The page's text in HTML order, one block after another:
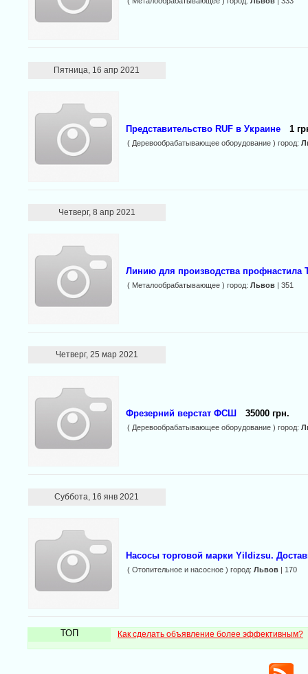
Пятница, 16 апр 2021
Представительство RUF в Украине 1
( Деревообрабатывающее оборудование ) город:
Четверг, 8 апр 2021
Линию для производства профнастила
( Металообрабатывающее ) город: Львов| 351
Четверг, 25 мар 2021
Фрезерний верстат ФСШ 35000 грн.
( Деревообрабатывающее оборудование ) город:
Суббота, 16 янв 2021
Насосы торговой марки Yildizsu.
( Отопительное и насосное ) город: Львов| 170
ТОП Как сделать объявление более эффективным?